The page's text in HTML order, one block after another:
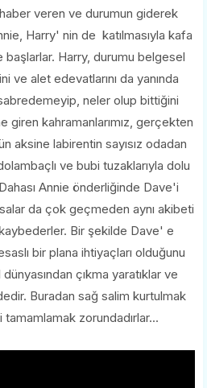
veren ve durumun giderek
Harry' nin de katılmasıyla kafa
Harry, durumu belgesel
ve alet edevatlarını da yanında
neler olup bittiğini
giren kahramanlarımız, gerçekten
aksine labirentin sayısız odadan
ve bubi tuzaklarıyla dolu
Annie önderliğinde Dave'i
da çok geçmeden aynı akibeti
kaybederler. Bir şekilde Dave' e
bir plana ihtiyaçları olduğunu
çıkma yaratıklar ve
Buradan sağ salim kurtulmak
zorundadırlar...